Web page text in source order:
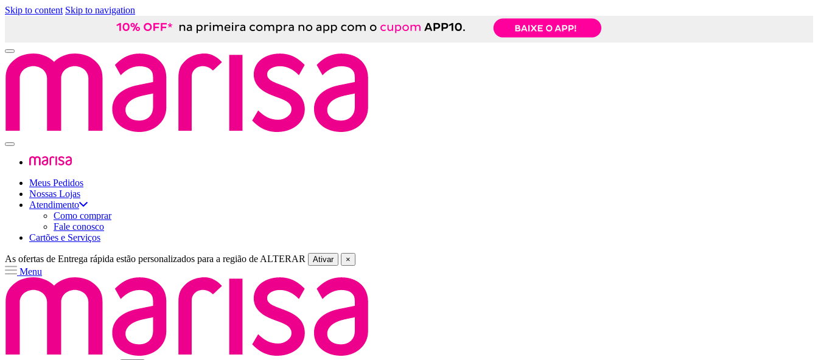
Skip to content Skip to navigation
Meus Pedidos
Nossas Lojas
Atendimento
Como comprar
Fale conosco
Cartões e Serviços
As ofertas de Entrega rápida estão personalizados para a região de ALTERAR Ativar ×
Menu